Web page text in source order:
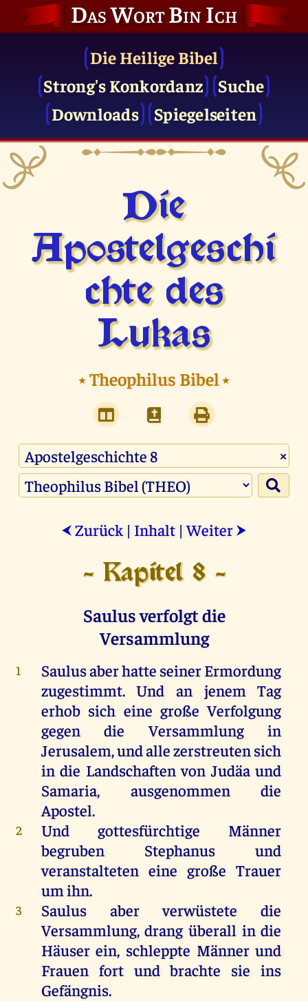
Das Wort Bin Ich
Die Heilige Bibel
Strong's Konkordanz
Suche
Downloads
Spiegelseiten
Die
Apostelgeschi
chte des
Lukas
⭑Theophilus Bibel⭑
×
⮜ Zurück | Inhalt |Weiter ⮞
- Kapitel 8 -
Saulus verfolgt die
Versammlung
1 Saulusaberhatte seinerErmordung
zugestimmt.Und an jenem Tag
erhob sich eine große Verfolgung
gegen
die Versammlung
in
Jerusalem,undallezerstreutensich
in die Landschaftenvon Judäa und
Samaria, ausgenommen
die
Apostel.
2 Und gottesfürchtige
Männer
begruben
Stephanus
und
veranstalteten eine große Trauer
umihn.
3 Saulus aberverwüstetedie
Versammlung,drang überall in die
Häuser ein, schleppte Männer und
Frauen fort und brachte sie ins
Gefängnis.